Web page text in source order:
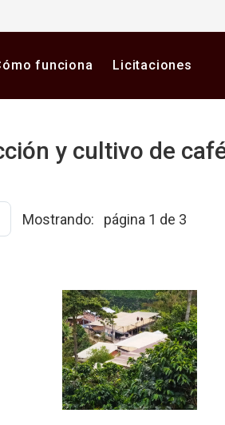
funciona Licitaciones
y cultivo de
Mostrando: página 1 de 3